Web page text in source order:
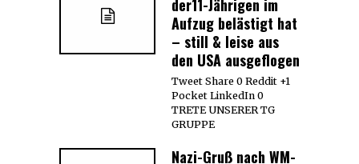
der11-Jährigen im
Aufzug belästigt hat
– still & leise aus
den USA ausgeflogen
Tweet Share 0 Reddit +1
Pocket LinkedIn 0
TRETE UNSERER TG
GRUPPE
Nazi-Gruß nach WM-